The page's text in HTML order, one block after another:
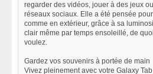
regarder des vidéos, jouer à des jeux
réseaux sociaux. Elle a été pensée
comme en extérieur, grâce à sa
clair même par temps ensoleillé, de
voulez.
Gardez vos souvenirs à portée de main
Vivez pleinement avec votre Galaxy